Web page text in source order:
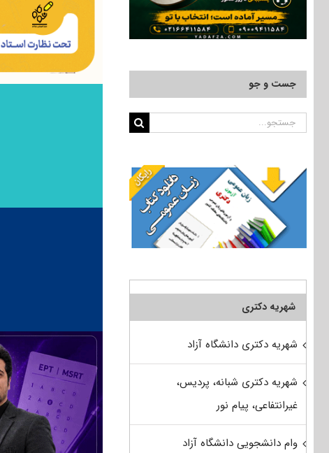
جست و جو
جستجو
شهریه دکتری
شهریه دکتری دانشگاه آزاد
شهریه دکتری شبانه، پردیس،
غیرانتفاعی، پیام نور
وام دانشجویی دانشگاه آزاد